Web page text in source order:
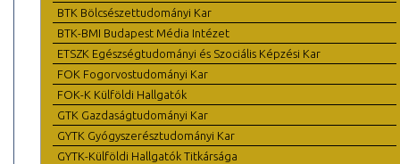
BTK Bölcsészettudományi Kar
BTK-BMI Budapest Média Intézet
ETSZK Egészségtudományi és Szociális Képzési Kar
FOK Fogorvostudományi Kar
FOK-K Külföldi Hallgatók
GTK Gazdaságtudományi Kar
GYTK Gyógyszerésztudományi Kar
GYTK-Külföldi Hallgatók Titkársága